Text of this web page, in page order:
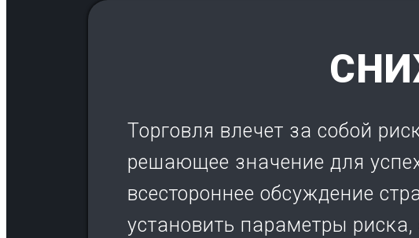
Торговля влечет за собой
решающее значение для
всестороннее обсуждение
установить параметры